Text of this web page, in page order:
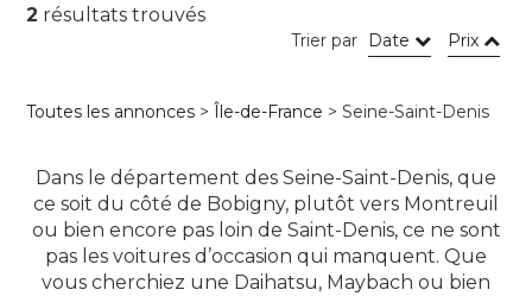
2 résultats trouvés
Trier par Date Prix
Toutes les annonces >Île-de-France > Seine-Saint-Denis
Dans le département des Seine-Saint-Denis, que
ce soit du côté de Bobigny, plutôt vers Montreuil
ou bien encore pas loin de Saint-Denis, ce ne sont
pas les voitures d’occasion qui manquent. Que
vous cherchiez une Daihatsu, Maybach ou bien